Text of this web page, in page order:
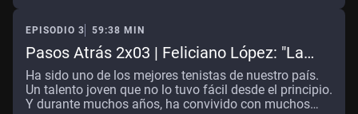
¿Se ha retirado? Bruno me invitó a conversar mientras
paseábamos por un parque de Madrid. “Caminar me
ayuda a pensar mejor”. Y en ese charla, dimos
muchos “Pasos Atrás”.
EPISODIO 3 59:38 MIN
Pasos Atrás 2x03 | Feliciano López: "La
gente habla sin tener ni puta idea"
Ha sido uno de los mejores tenistas de nuestro país.
Un talento joven que no lo tuvo fácil desde el principio.
Y durante muchos años, ha convivido con muchos